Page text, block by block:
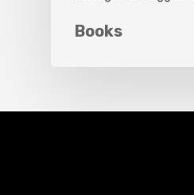
Books